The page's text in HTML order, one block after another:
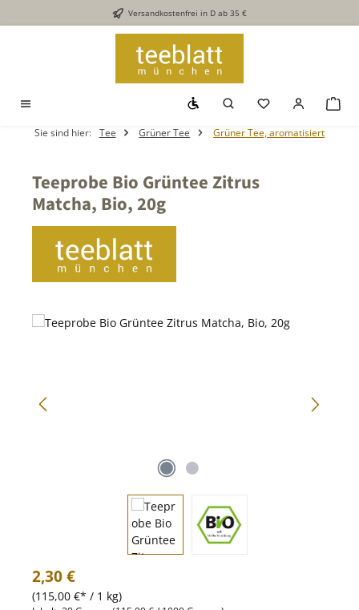
Zum Hauptinhalt springenVersandkostenfrei in D ab 35 €
Werkzeugleiste anzeigen
Du hast 0
Sie sind hier: Tee Grüner Tee Grüner Tee, aromatisiert
Teeprobe Bio Grüntee Zitrus
Matcha, Bio, 20g
Bildergalerie überspringen
Regulärer Preis:
2,30 €
(115,00 €* / 1 kg)